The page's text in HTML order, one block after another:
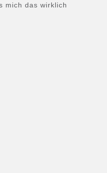
mich das wirklich